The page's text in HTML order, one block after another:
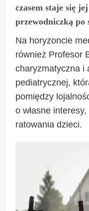
czasem staje się
przewodniczką po
Na horyzoncie
również Profesor
charyzmatyczna i
pediatrycznej,
pomiędzy
o własne
ratowania dzieci.